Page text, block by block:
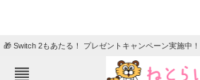
🎁 Switch 2もあたる！ プレゼントキャンペーン実施中！